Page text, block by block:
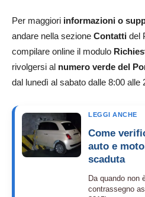
Per maggiori informazioni o
andare nella sezione Contatti del
compilare online il modulo
rivolgersi al numero verde del
dal lunedì al sabato dalle 8:00 alle
LEGGI ANCHE
Come
auto e
scaduta
Da quando non
contrassegno